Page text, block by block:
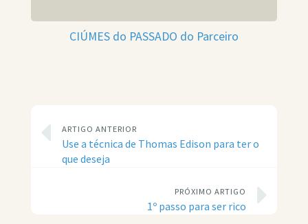
CIÚMES do PASSADO do Parceiro
ARTIGO ANTERIOR
Use a técnica de Thomas Edison para ter o
que deseja
PRÓXIMO ARTIGO
1º passo para ser rico